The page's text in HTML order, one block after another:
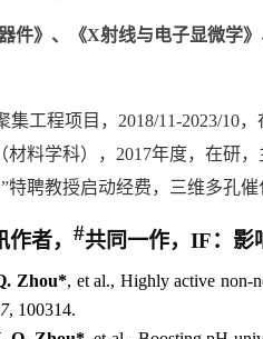
件》、《X射线与电子显微学》
集工程项目， 2018/11-2023/10，
料学科）， 2017年度，在研，
特聘教授启动经费，三维多孔
作者， #共同一作， IF：影
Zhou*, et al., Highly active non-
, 100314.